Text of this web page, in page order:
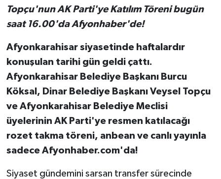
Topçu'nun AK Parti'ye Katılım Töreni bugün
saat 16.00'da Afyonhaber'de!
Afyonkarahisar siyasetinde haftalardır
konuşulan tarihi gün geldi çattı.
Afyonkarahisar Belediye Başkanı Burcu
Köksal, Dinar Belediye Başkanı Veysel Topçu
ve Afyonkarahisar Belediye Meclisi
üyelerinin AK Parti'ye resmen katılacağı
rozet takma töreni, anbean ve canlı yayınla
sadece Afyonhaber.com'da!
Siyaset gündemini sarsan transfer sürecinde